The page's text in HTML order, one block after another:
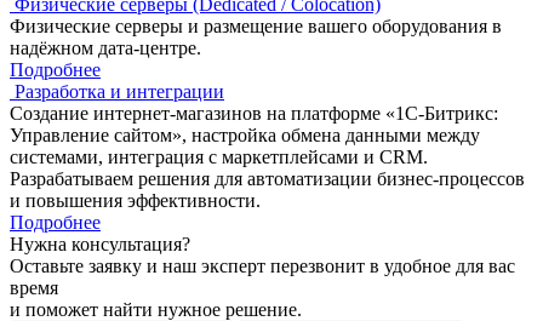
Физические серверы (Dedicated / Colocation)
Физические серверы и размещение вашего оборудования в
надёжном дата-центре.
Подробнее
Разработка и интеграции
Создание интернет-магазинов на платформе «1С-Битрикс:
Управление сайтом», настройка обмена данными между
системами, интеграция с маркетплейсами и CRM.
Разрабатываем решения для автоматизации бизнес-процессов
и повышения эффективности.
Подробнее
Нужна консультация?
Оставьте заявку и наш эксперт перезвонит в удобное для вас
время
и поможет найти нужное решение.